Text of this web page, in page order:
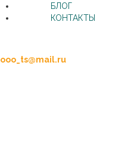
БЛОГ
КОНТАКТЫ
ooo_ts@mail.ru